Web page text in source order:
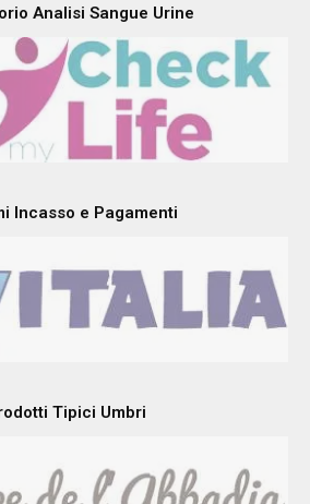
Analisi Sangue Urine
Incasso e Pagamenti
Tipici Umbri